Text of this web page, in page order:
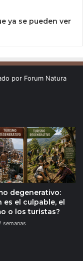
ya se pueden ver
por Forum Natura
degenerativo:
es el culpable, el
o los turistas?
semanas